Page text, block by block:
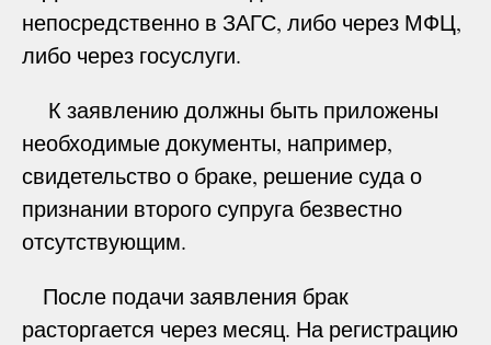
непосредственно в ЗАГС, либо через МФЦ,
либо через госуслуги.
К заявлению должны быть приложены
необходимые документы, например,
свидетельство о браке, решение суда о
признании второго супруга безвестно
отсутствующим.
После подачи заявления брак
расторгается через месяц. На регистрацию